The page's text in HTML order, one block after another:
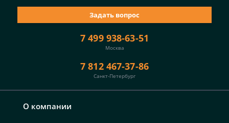
О компании
7 499 938-63-51
Москва
7 812 467-37-86
Санкт-Петербург
Задать вопрос